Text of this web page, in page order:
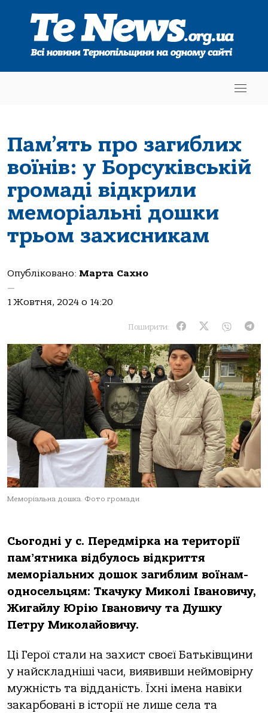
Пам’ять про загиблих
воїнів: у Борсуківській
громаді відкрили
меморіальні дошки
трьом захисникам
Опубліковано: Марта Сахно
—
1 Жовтня, 2024 о 14:20
Поширити:
Меморіальна дошка. Фото громади
Сьогодні у с. Передмірка на території
памʼятника відбулось відкриття
меморіальних дошок загиблим воїнам-
односельцям: Ткачуку Миколі Івановичу,
Жигайлу Юрію Івановичу та Душку
Петру Миколайовичу.
Ці Герої стали на захист своєї Батьківщини
у найскладніші часи, виявивши неймовірну
мужність та відданість. Їхні імена навіки
закарбовані в історії не лише села та